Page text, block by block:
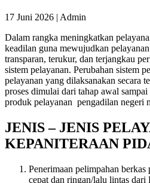
17 Juni 2026 | Admin
Dalam rangka meningkatkan
keadilan guna mewujudkan
transparan, terukur, dan terjangkau
sistem pelayanan. Perubahan sistem
pelayanan yang dilaksanakan secara
proses dimulai dari tahap awal
produk pelayanan pengadilan negeri
JENIS – JENIS
KEPANITERAAN
Penerimaan pelimpahan
cepat dan ringan/lalu lintas